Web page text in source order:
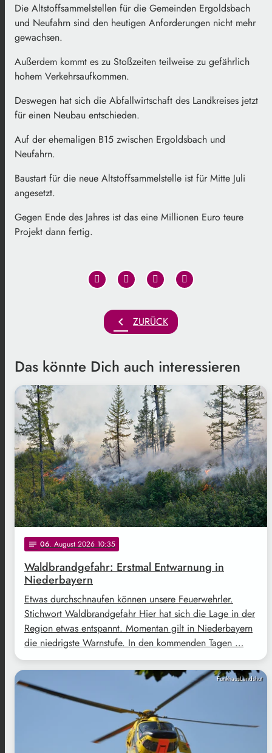
Die Altstoffsammelstellen für die Gemeinden Ergoldsbach
und Neufahrn sind den heutigen Anforderungen nicht mehr
gewachsen.
Außerdem kommt es zu Stoßzeiten teilweise zu gefährlich
hohem Verkehrsaufkommen.
Deswegen hat sich die Abfallwirtschaft des Landkreises jetzt
für einen Neubau entschieden.
Auf der ehemaligen B15 zwischen Ergoldsbach und
Neufahrn.
Baustart für die neue Altstoffsammelstelle ist für Mitte Juli
angesetzt.
Gegen Ende des Jahres ist das eine Millionen Euro teure
Projekt dann fertig.
chevron_left ZURÜCK
Das könnte Dich auch interessieren
Freepik
notes 06. August 2026 10:35
Waldbrandgefahr: Erstmal Entwarnung in
Niederbayern
Etwas durchschnaufen können unsere Feuerwehrler.
Stichwort Waldbrandgefahr Hier hat sich die Lage in der
Region etwas entspannt. Momentan gilt in Niederbayern
die niedrigste Warnstufe. In den kommenden Tagen …
FunkhausLandshut